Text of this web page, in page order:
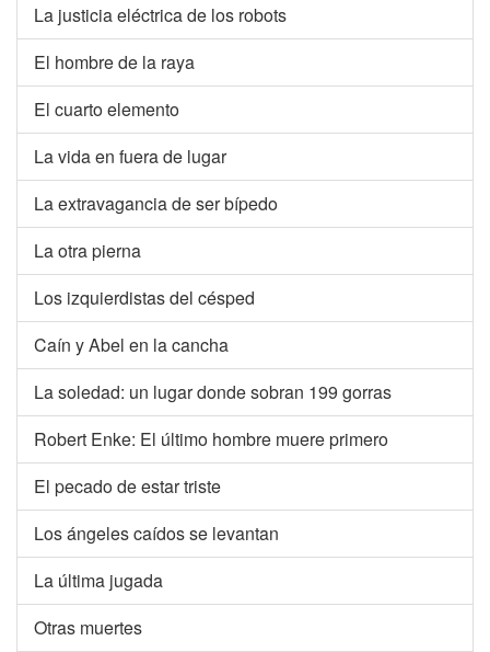
La justicia eléctrica de los robots
El hombre de la raya
El cuarto elemento
La vida en fuera de lugar
La extravagancia de ser bípedo
La otra pierna
Los izquierdistas del césped
Caín y Abel en la cancha
La soledad: un lugar donde sobran 199 gorras
Robert Enke: El último hombre muere primero
El pecado de estar triste
Los ángeles caídos se levantan
La última jugada
Otras muertes